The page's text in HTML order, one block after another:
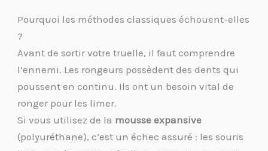
Pourquoi les méthodes classiques échouent-elles
?
Avant de sortir votre truelle, il faut comprendre
l’ennemi. Les rongeurs possèdent des dents qui
poussent en continu. Ils ont un besoin vital de
ronger pour les limer.
Si vous utilisez de la mousse expansive
(polyuréthane), c’est un échec assuré : les souris